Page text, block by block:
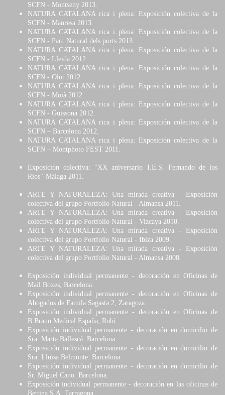
SCFN - Montseny 2013.
NATURA CATALANA rica i plena: Exposición colectiva de la
SCFN - Manresa 2013.
NATURA CATALANA rica i plena: Exposición colectiva de la
SCFN - Parc Natural dels ports 2013.
NATURA CATALANA rica i plena: Exposición colectiva de la
SCFN - Lleida 2012.
NATURA CATALANA rica i plena: Exposición colectiva de la
SCFN - Olot 2012.
NATURA CATALANA rica i plena: Exposición colectiva de la
SCFN - Moià 2012.
NATURA CATALANA rica i plena: Exposición colectiva de la
SCFN - Guissona 2012.
NATURA CATALANA rica i plena: Exposición colectiva de la
SCFN – Barcelona 2012.
NATURA CATALANA rica i plena: Exposición colectiva de la
SCFN – Montphoto FEST 2011.
Exposición colectiva: "XX aniversario I.E.S. Fernando de los
Rios"-Málaga 2011.
ARTE Y NATURALEZA: Una mirada creativa - Exposición
colectiva del grupo Portfolio Natural - Almansa 2011.
ARTE Y NATURALEZA: Una mirada creativa - Exposición
colectiva del grupo Portfolio Natural - Vizcaya 2010.
ARTE Y NATURALEZA: Una mirada creativa - Exposición
colectiva del grupo Portfolio Natural - Ibiza 2009.
ARTE Y NATURALEZA: Una mirada creativa - Exposición
colectiva del grupo Portfolio Natural - Almansa 2008.
Exposición individual permanente - decoración en Oficinas de
Mail Boxes, Barcelona.
Exposición individual permanente - decoración en Oficinas de
Abogados de Famila Sagasta 2, Zaragoza.
Exposición individual permanente - decoración en Oficinas de
B.Braun Medical España, Rubí.
Exposición individual permanente - decoración en domicilio de
Sra. Marta Ballescá. Barcelona.
Exposición individual permanente - decoración en domicilio de
Sra. Lluïsa Belmonte. Barcelona.
Exposición individual permanente - decoración en domicilio de
Sr. Miguel Cano. Barcelona.
Exposición individual permanente - decoración en las oficinas de
Bettina S.A. Tarragona.